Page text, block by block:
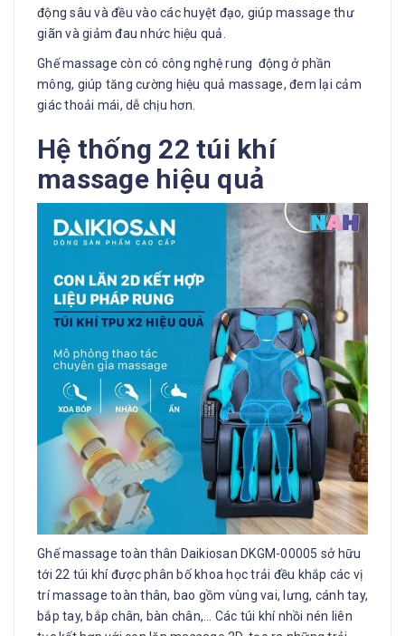
động sâu và đều vào các huyệt đạo, giúp massage thư
giãn và giảm đau nhức hiệu quả.
Ghế massage còn có công nghệ rung động ở phần
mông, giúp tăng cường hiệu quả massage, đem lại cảm
giác thoải mái, dễ chịu hơn.
Hệ thống 22 túi khí
massage hiệu quả
Ghế massage toàn thân Daikiosan DKGM-00005 sở hữu
tới 22 túi khí được phân bố khoa học trải đều khắp các vị
trí massage toàn thân, bao gồm vùng vai, lưng, cánh tay,
bắp tay, bắp chân, bàn chân,… Các túi khí nhồi nén liên